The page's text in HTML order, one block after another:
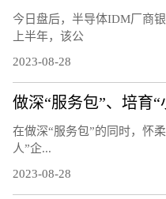
今日盘后，半导体IDM厂商
上半年，该公
2023-08-28
在做深“服务包”的同时，怀
人”企...
2023-08-28